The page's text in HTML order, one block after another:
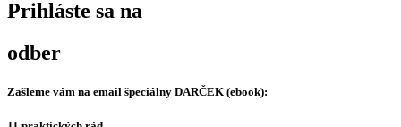
Prihláste sa na
odber
Zašleme vám na email špeciálny DARČEK (ebook):